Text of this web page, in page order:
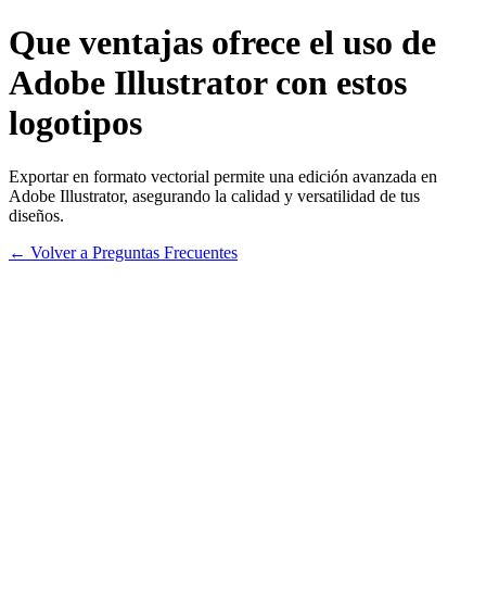
Que ventajas ofrece el uso de
Adobe Illustrator con estos
logotipos
Exportar en formato vectorial permite una edición avanzada en
Adobe Illustrator, asegurando la calidad y versatilidad de tus
diseños.
← Volver a Preguntas Frecuentes